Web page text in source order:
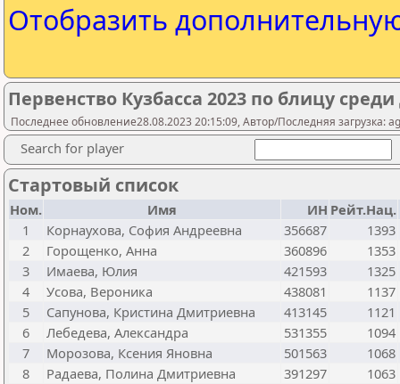
Отобразить
Первенство Кузбасса 2023 по блицу
Последнее обновление28.08.2023 20:15:09, Автор/Последняя загрузка:
Search for player
Стартовый список
Ном. Имя ИН Рейт.Нац.
1
Корнаухова, София Андреевна 356687
1393
2
Горощенко, Анна 360896
1353
3
Имаева, Юлия 421593
1325
4
Усова, Вероника 438081
1137
5
Сапунова, Кристина Дмитриевна 413145
1121
6
Лебедева, Александра 531355
1094
7
Морозова, Ксения Яновна 501563
1068
8
Радаева, Полина Дмитриевна 391297
1063